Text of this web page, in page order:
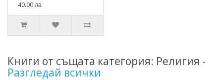
40.00 лв.
Книги от същата категория: Религия -
Разгледай всички